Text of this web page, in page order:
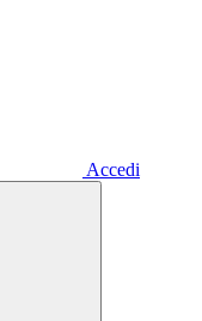
Accedi